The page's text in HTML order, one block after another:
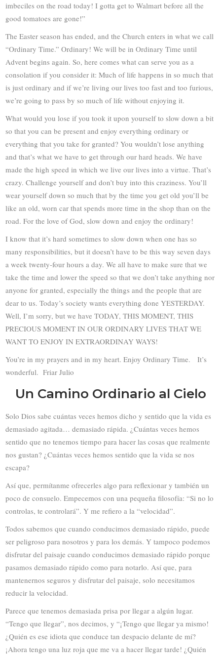
imbeciles on the road today! I gotta get to Walmart before all the
good tomatoes are gone!”
The Easter season has ended, and the Church enters in what we call
“Ordinary Time.” Ordinary! We will be in Ordinary Time until
Advent begins again. So, here comes what can serve you as a
consolation if you consider it: Much of life happens in so much that
is just ordinary and if we’re living our lives too fast and too furious,
we’re going to pass by so much of life without enjoying it.
What would you lose if you took it upon yourself to slow down a bit
so that you can be present and enjoy everything ordinary or
everything that you take for granted? You wouldn’t lose anything
and that’s what we have to get through our hard heads. We have
made the high speed in which we live our lives into a virtue. That’s
crazy. Challenge yourself and don’t buy into this craziness. You’ll
wear yourself down so much that by the time you get old you’ll be
like an old, worn car that spends more time in the shop than on the
road. For the love of God, slow down and enjoy the ordinary!
I know that it’s hard sometimes to slow down when one has so
many responsibilities, but it doesn’t have to be this way seven days
a week twenty-four hours a day. We all have to make sure that we
take the time and lower the speed so that we don’t take anything nor
anyone for granted, especially the things and the people that are
dear to us. Today’s society wants everything done YESTERDAY.
Well, I’m sorry, but we have TODAY, THIS MOMENT, THIS
PRECIOUS MOMENT IN OUR ORDINARY LIVES THAT WE
WANT TO ENJOY IN EXTRAORDINAY WAYS!
You’re in my prayers and in my heart. Enjoy Ordinary Time. It’s
wonderful. Friar Julio
Un Camino Ordinario al Cielo
Solo Dios sabe cuántas veces hemos dicho y sentido que la vida es
demasiado agitada… demasiado rápida. ¿Cuántas veces hemos
sentido que no tenemos tiempo para hacer las cosas que realmente
nos gustan? ¿Cuántas veces hemos sentido que la vida se nos
escapa?
Así que, permítanme ofrecerles algo para reflexionar y también un
poco de consuelo. Empecemos con una pequeña filosofía: “Si no lo
controlas, te controlará”. Y me refiero a la “velocidad”.
Todos sabemos que cuando conducimos demasiado rápido, puede
ser peligroso para nosotros y para los demás. Y tampoco podemos
disfrutar del paisaje cuando conducimos demasiado rápido porque
pasamos demasiado rápido como para notarlo. Así que, para
mantenernos seguros y disfrutar del paisaje, solo necesitamos
reducir la velocidad.
Parece que tenemos demasiada prisa por llegar a algún lugar.
“Tengo que llegar”, nos decimos, y “¡Tengo que llegar ya mismo!
¿Quién es ese idiota que conduce tan despacio delante de mí?
¡Ahora tengo una luz roja que me va a hacer llegar tarde! ¿Quién